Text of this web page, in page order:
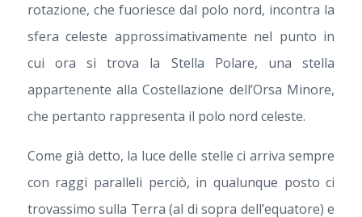
rotazione, che fuoriesce dal polo nord, incontra la
sfera celeste approssimativamente nel punto in
cui ora si trova la Stella Polare, una stella
appartenente alla Costellazione dell’Orsa Minore,
che pertanto rappresenta il polo nord celeste.
Come già detto, la luce delle stelle ci arriva sempre
con raggi paralleli perciò, in qualunque posto ci
trovassimo sulla Terra (al di sopra dell’equatore) e